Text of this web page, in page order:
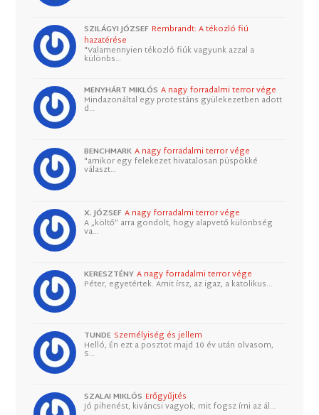
SZILÁGYI JÓZSEF Rembrandt: A tékozló fiú
hazatérése
"Valamennyien tékozló fiúk vagyunk azzal a
különbs…
MENYHÁRT MIKLÓS A nagy forradalmi terror vége
Mindazonáltal egy protestáns gyülekezetben adott
d…
BENCHMARK A nagy forradalmi terror vége
"amikor egy felekezet hivatalosan püspökké
választ…
X. JÓZSEF A nagy forradalmi terror vége
A „költő” arra gondolt, hogy alapvető különbség
va…
KERESZTÉNY A nagy forradalmi terror vége
Péter, egyetértek. Amit írsz, az igaz, a katolikus…
TUNDE Személyiség és jellem
Helló, Én ezt a posztot majd 10 év után olvasom,
S…
SZALAI MIKLÓS Erőgyűjtés
Jó pihenést, kiváncsi vagyok, mit fogsz írni az ál…